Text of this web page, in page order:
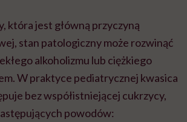
która jest główną przyczyną
stan patologiczny może rozwinąć
alkoholizmu lub ciężkiego
W praktyce pediatrycznej kwasica
bez współistniejącej cukrzycy,
powodów: